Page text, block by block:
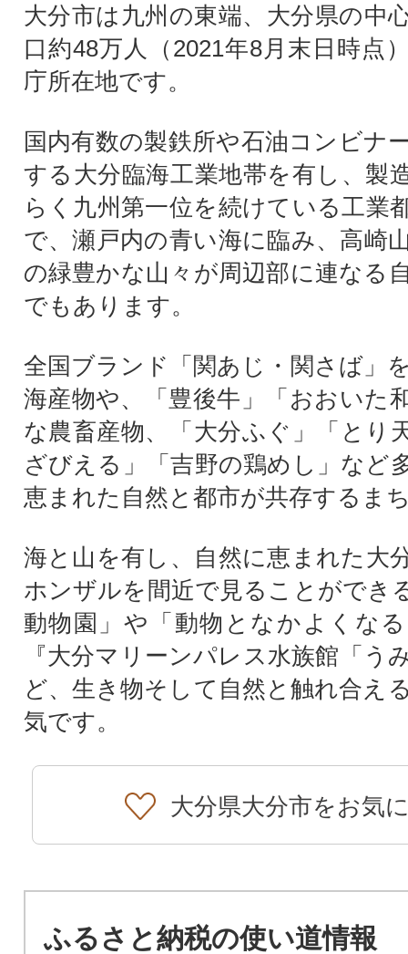
大分市は九州の東端、大分県の中
口約48万人（2021年8月末日時点
庁所在地です。
国内有数の製鉄所や石油コンビナ
する大分臨海工業地帯を有し、製
らく九州第一位を続けている工業
で、瀬戸内の青い海に臨み、高崎
の緑豊かな山々が周辺部に連なる
でもあります。
全国ブランド「関あじ・関さば」
海産物や、「豊後牛」「おおいた
な農畜産物、「大分ふぐ」「とり
ざびえる」「吉野の鶏めし」など
恵まれた自然と都市が共存するま
海と山を有し、自然に恵まれた大
ホンザルを間近で見ることができ
動物園」や「動物となかよくな
『大分マリーンパレス水族館「う
ど、生き物そして自然と触れ合え
気です。
大分県大分市をお気
ふるさと納税の使い道情報